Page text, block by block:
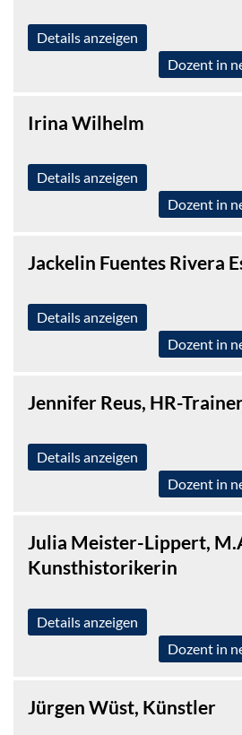
Details anzeigen
Dozent in
Irina Wilhelm
Details anzeigen
Dozent in
Jackelin Fuentes Rivera
Details anzeigen
Dozent in
Jennifer Reus, HR-
Details anzeigen
Dozent in
Julia Meister-Lippert,
Kunsthistorikerin
Details anzeigen
Dozent in
Jürgen Wüst, Künstler